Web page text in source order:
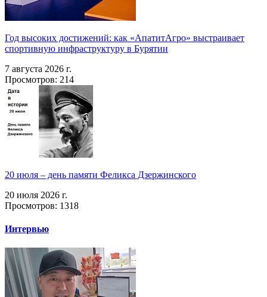
Год высоких достижений: как «АпатитАгро» выстраивает
спортивную инфраструктуру в Бурятии
7 августа 2026 г.
Просмотров: 214
20 июля – день памяти Феликса Дзержинского
20 июля 2026 г.
Просмотров: 1318
Интервью